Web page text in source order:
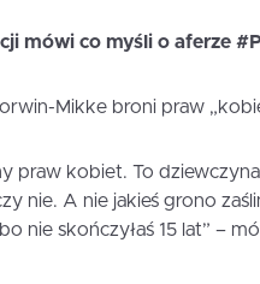
mówi co myśli o aferze
Mikke broni praw
praw kobiet. To
nie. A nie jakieś grono
nie skończyłaś 15 lat” –